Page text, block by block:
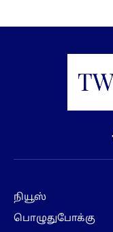
நியூஸ்
பொழுதுபோக்கு